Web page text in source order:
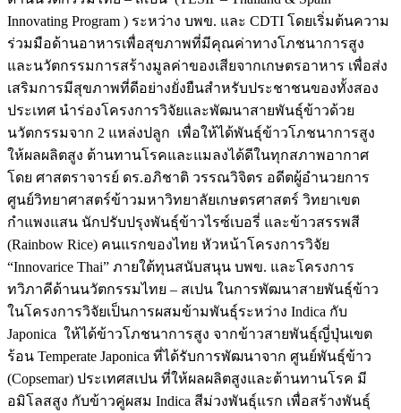
Innovating Program ) ระหว่าง บพข. และ CDTI โดยเริ่มต้นความ
ร่วมมือด้านอาหารเพื่อสุขภาพที่มีคุณค่าทางโภชนาการสูง
และนวัตกรรมการสร้างมูลค่าของเสียจากเกษตรอาหาร เพื่อส่ง
เสริมการมีสุขภาพที่ดีอย่างยั่งยืนสำหรับประชาชนของทั้งสอง
ประเทศ นำร่องโครงการวิจัยและพัฒนาสายพันธุ์ข้าวด้วย
นวัตกรรมจาก 2 แหล่งปลูก เพื่อให้ได้พันธุ์ข้าวโภชนาการสูง
ให้ผลผลิตสูง ต้านทานโรคและแมลงได้ดีในทุกสภาพอากาศ
โดย ศาสตราจารย์ ดร.อภิชาติ วรรณวิจิตร อดีตผู้อำนวยการ
ศูนย์วิทยาศาสตร์ข้าวมหาวิทยาลัยเกษตรศาสตร์ วิทยาเขต
กำแพงแสน นักปรับปรุงพันธุ์ข้าวไรซ์เบอรี่ และข้าวสรรพสี
(Rainbow Rice) คนแรกของไทย หัวหน้าโครงการวิจัย
“Innovarice Thai” ภายใต้ทุนสนับสนุน บพข. และโครงการ
ทวิภาคีด้านนวัตกรรมไทย – สเปน ในการพัฒนาสายพันธุ์ข้าว
ในโครงการวิจัยเป็นการผสมข้ามพันธุ์ระหว่าง Indica กับ
Japonica ให้ได้ข้าวโภชนาการสูง จากข้าวสายพันธุ์ญี่ปุ่นเขต
ร้อน Temperate Japonica ที่ได้รับการพัฒนาจาก ศูนย์พันธุ์ข้าว
(Copsemar) ประเทศสเปน ที่ให้ผลผลิตสูงและต้านทานโรค มี
อมิโลสสูง กับข้าวคู่ผสม Indica สีม่วงพันธุ์แรก เพื่อสร้างพันธุ์